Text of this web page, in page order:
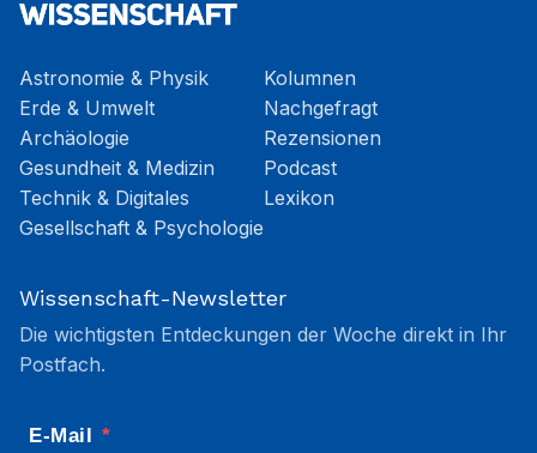
Astronomie & Physik
Erde & Umwelt
Archäologie
Gesundheit & Medizin
Technik & Digitales
Gesellschaft & Psychologie
Kolumnen
Nachgefragt
Rezensionen
Podcast
Lexikon
Wissenschaft-Newsletter
Die wichtigsten Entdeckungen der Woche direkt in Ihr
Postfach.